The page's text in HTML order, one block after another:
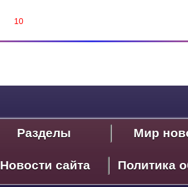
10
Разделы
Экономика
Мир
Новости сайта Политика